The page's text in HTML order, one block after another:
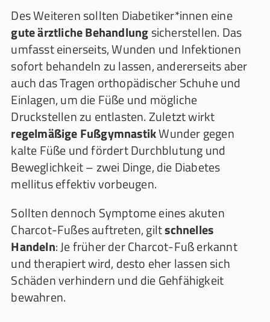
Des Weiteren sollten Diabetiker*innen eine
gute ärztliche Behandlungsicherstellen. Das
umfasst einerseits, Wunden und Infektionen
sofort behandeln zu lassen, andererseits aber
auch das Tragen orthopädischer Schuhe und
Einlagen, um die Füße und mögliche
Druckstellen zu entlasten. Zuletzt wirkt
regelmäßige FußgymnastikWunder gegen
kalte Füße und fördert Durchblutung und
Beweglichkeit – zwei Dinge, die Diabetes
mellitus effektiv vorbeugen.
Sollten dennoch Symptome eines akuten
Charcot-Fußes auftreten, giltschnelles
Handeln: Je früher der Charcot-Fuß erkannt
und therapiert wird, desto eher lassen sich
Schäden verhindern und die Gehfähigkeit
bewahren.